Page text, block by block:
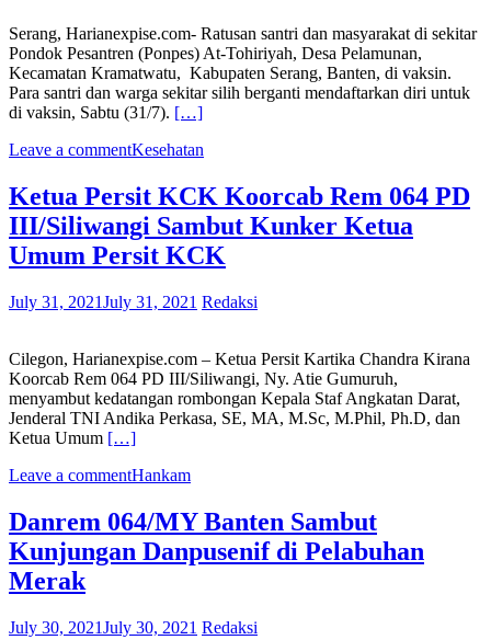
Serang, Harianexpise.com- Ratusan santri dan masyarakat di sekitar
Pondok Pesantren (Ponpes) At-Tohiriyah, Desa Pelamunan,
Kecamatan Kramatwatu, Kabupaten Serang, Banten, di vaksin.
Para santri dan warga sekitar silih berganti mendaftarkan diri untuk
di vaksin, Sabtu (31/7). […]
Leave a commentKesehatan
Ketua Persit KCK Koorcab Rem 064 PD
III/Siliwangi Sambut Kunker Ketua
Umum Persit KCK
July 31, 2021July 31, 2021 Redaksi
Cilegon, Harianexpise.com – Ketua Persit Kartika Chandra Kirana
Koorcab Rem 064 PD III/Siliwangi, Ny. Atie Gumuruh,
menyambut kedatangan rombongan Kepala Staf Angkatan Darat,
Jenderal TNI Andika Perkasa, SE, MA, M.Sc, M.Phil, Ph.D, dan
Ketua Umum […]
Leave a commentHankam
Danrem 064/MY Banten Sambut
Kunjungan Danpusenif di Pelabuhan
Merak
July 30, 2021July 30, 2021 Redaksi